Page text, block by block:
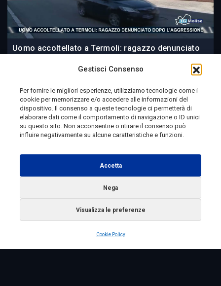
Gestisci Consenso
Per fornire le migliori esperienze, utilizziamo tecnologie come i
cookie per memorizzare e/o accedere alle informazioni del
dispositivo. Il consenso a queste tecnologie ci permetterà di
elaborare dati come il comportamento di navigazione o ID unici
su questo sito. Non acconsentire o ritirare il consenso può
influire negativamente su alcune caratteristiche e funzioni.
Accetta
Nega
Visualizza le preferenze
Cookie Policy
Uomo accoltellato a Termoli: ragazzo denunciato
13 ore fa
Telemolise - reg. Tribunale di Campobasso n. 133 del
10/08/1982 - Direttore Responsabile:MANUELA
Testata Giornalistica Sportiva: reg. Tribunale Di
ANTONIO DI LALLO
Radio Tele Molise s.r.l. - P.IVA 00213640709